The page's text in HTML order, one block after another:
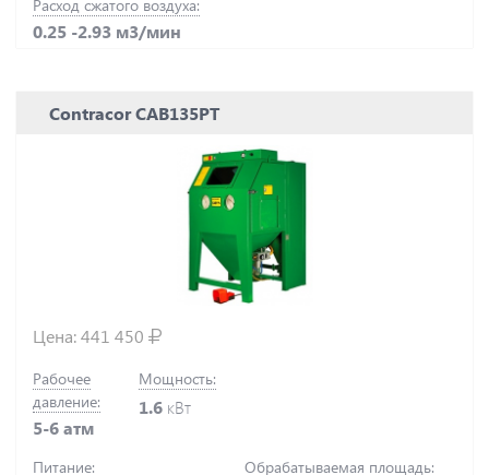
Расход сжатого воздуха:
0.25 -2.93 м3/мин
Contracor CAB135PT
Цена:441 450
Рабочее
давление:
5-6 атм
Мощность:
1.6 кВт
Питание: Обрабатываемая площадь: